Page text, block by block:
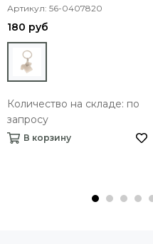
Артикул: 56-0407820
180 руб
Количество на складе: по
запросу
В корзину